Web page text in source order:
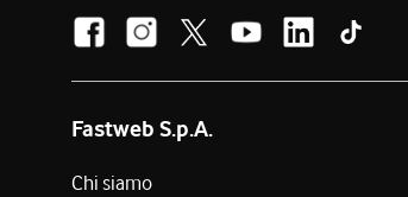
Fastweb S.p.A.
Chi siamo